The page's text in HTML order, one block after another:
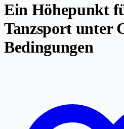
Ein Höhepunkt
Tanzsport unter
Bedingungen